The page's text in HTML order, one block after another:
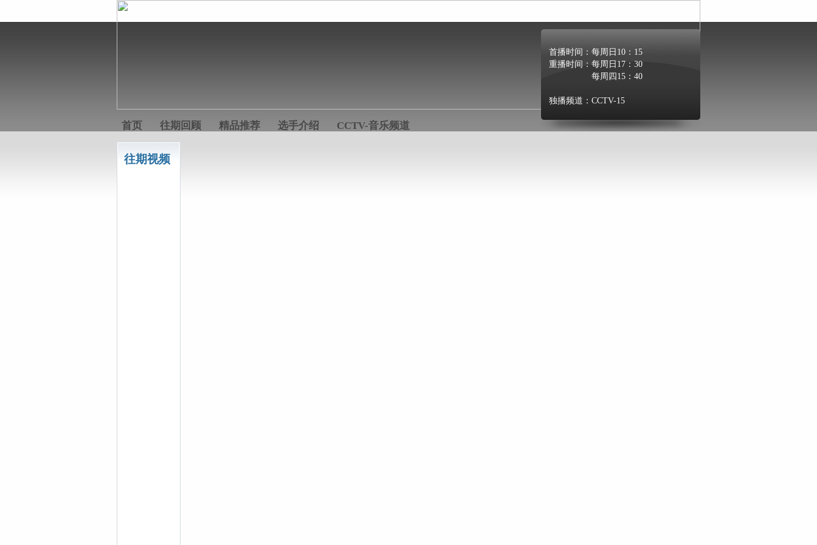
首播时间： 每周日10：15
重播时间： 每周日17：30
每周四15：40
独播频道： CCTV-15
首页 往期回顾 精品推荐 选手介绍 CCTV-音乐频道
往期视频